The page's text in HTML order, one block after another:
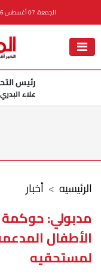
الجمعة، 07 أغسطس 2026
رئيس
علاء البدري
أخبار الرئيسيه
مدبولي:
الأطفال
لمستحقيه